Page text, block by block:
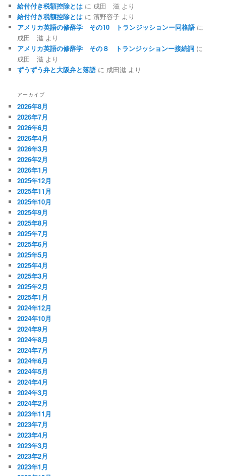
給付付き税額控除とは に 成田 滋 より
給付付き税額控除とは に濱野容子 より
アメリカ英語の修辞学 その10 トランジッションー同格語に
成田 滋 より
アメリカ英語の修辞学 その８ トランジッションー接続詞 に
成田 滋 より
ずうずう弁と大阪弁と落語に 成田滋 より
アーカイブ
2026年8月
2026年7月
2026年6月
2026年4月
2026年3月
2026年2月
2026年1月
2025年12月
2025年11月
2025年10月
2025年9月
2025年8月
2025年7月
2025年6月
2025年5月
2025年4月
2025年3月
2025年2月
2025年1月
2024年12月
2024年10月
2024年9月
2024年8月
2024年7月
2024年6月
2024年5月
2024年4月
2024年3月
2024年2月
2023年11月
2023年7月
2023年4月
2023年3月
2023年2月
2023年1月